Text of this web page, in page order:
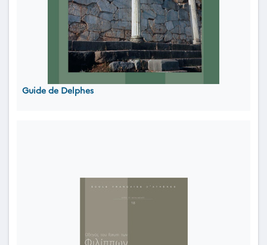
Guide de Delphes